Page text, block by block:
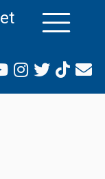
et